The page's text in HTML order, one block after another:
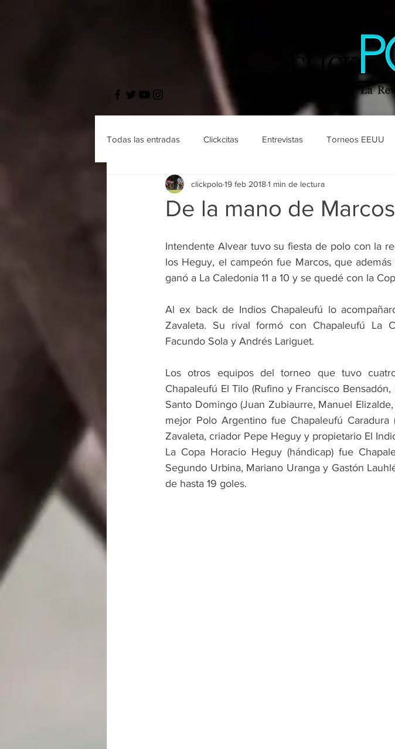
Todas las entradas Clickcitas Entrevistas Torneos EEUU
De la mano de Marcos
clickpolo19 feb 20181 min de lectura
Intendente Alvear tuvo su fiesta de polo con la
los Heguy, el campeón fue Marcos, que
ganó a La Caledonia 11 a 10 y se quedé con la
Al ex back de Indios Chapaleufú lo
Zavaleta. Su rival formó con Chapaleufú La
Facundo Sola y Andrés Lariguet.
Los otros equipos del torneo que tuvo
Chapaleufú El Tilo (Rufino y Francisco
Santo Domingo (Juan Zubiaurre, Manuel
mejor Polo Argentino fue Chapaleufú
Zavaleta, criador Pepe Heguy y propietario El
La Copa Horacio Heguy (hándicap) fue
Segundo Urbina, Mariano Uranga y Gastón
de hasta 19 goles.